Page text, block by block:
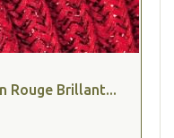
Rouge Brillant...